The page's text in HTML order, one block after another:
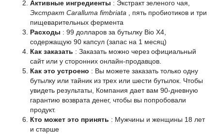
Активные ингредиенты : Экстракт зеленого чая,
Экстракт Caralluma fimbriata , пять пробиотиков и три
пищеварительных фермента
Расходы : 99 долларов за бутылку Bio X4,
содержащую 90 капсул (запас на 1 месяц)
Как заказать : Заказать можно через официальный
сайт или у сторонних онлайн-продавцов.
Как это устроено : Вы можете заказать только одну
бутылку или тайник из трех или шести бутылок. Чтобы
увидеть результаты, Компания дает вам 90-дневную
гарантию возврата денег, чтобы вы попробовали
продукт.
Кто может это принять : Мужчины и женщины 18 лет
и старше